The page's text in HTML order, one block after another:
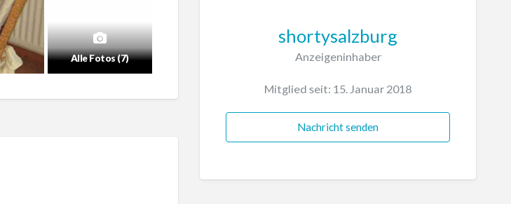
Alle Fotos (7)
shortysalzburg
Anzeigeninhaber
Mitglied seit: 15. Januar 2018
Nachricht senden